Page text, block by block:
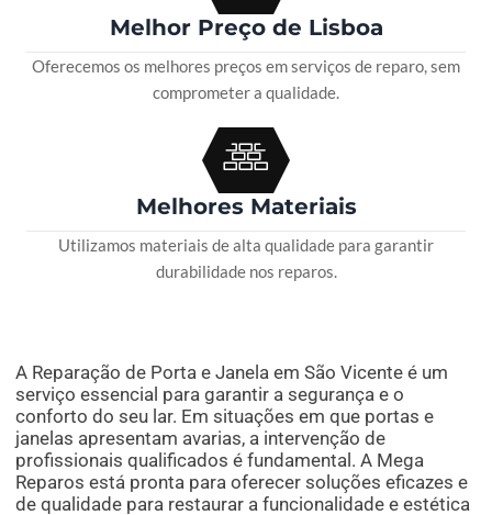
Melhor Preço de Lisboa
Oferecemos os melhores preços em serviços de reparo, sem
comprometer a qualidade.
Melhores Materiais
Utilizamos materiais de alta qualidade para garantir
durabilidade nos reparos.
A Reparação de Porta e Janela em São Vicente é um
serviço essencial para garantir a segurança e o
conforto do seu lar. Em situações em que portas e
janelas apresentam avarias, a intervenção de
profissionais qualificados é fundamental. A Mega
Reparos está pronta para oferecer soluções eficazes e
de qualidade para restaurar a funcionalidade e estética